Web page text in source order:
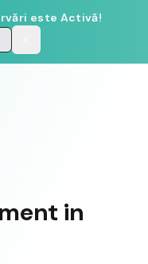
este Activă!
in